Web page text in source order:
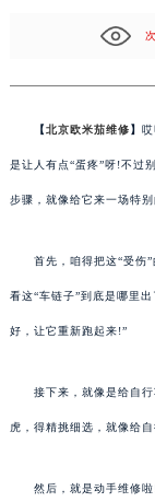
次
【北京欧米茄维修】
是让人有点“蛋疼”呀!不过别
步骤，就像给它来一场特别
首先，咱得把这“受伤”
看这“车链子”到底是哪里
好，让它重新跑起来!”
接下来，就像是给自行
虎，得精挑细选，就像给
然后，就是动手维修啦!